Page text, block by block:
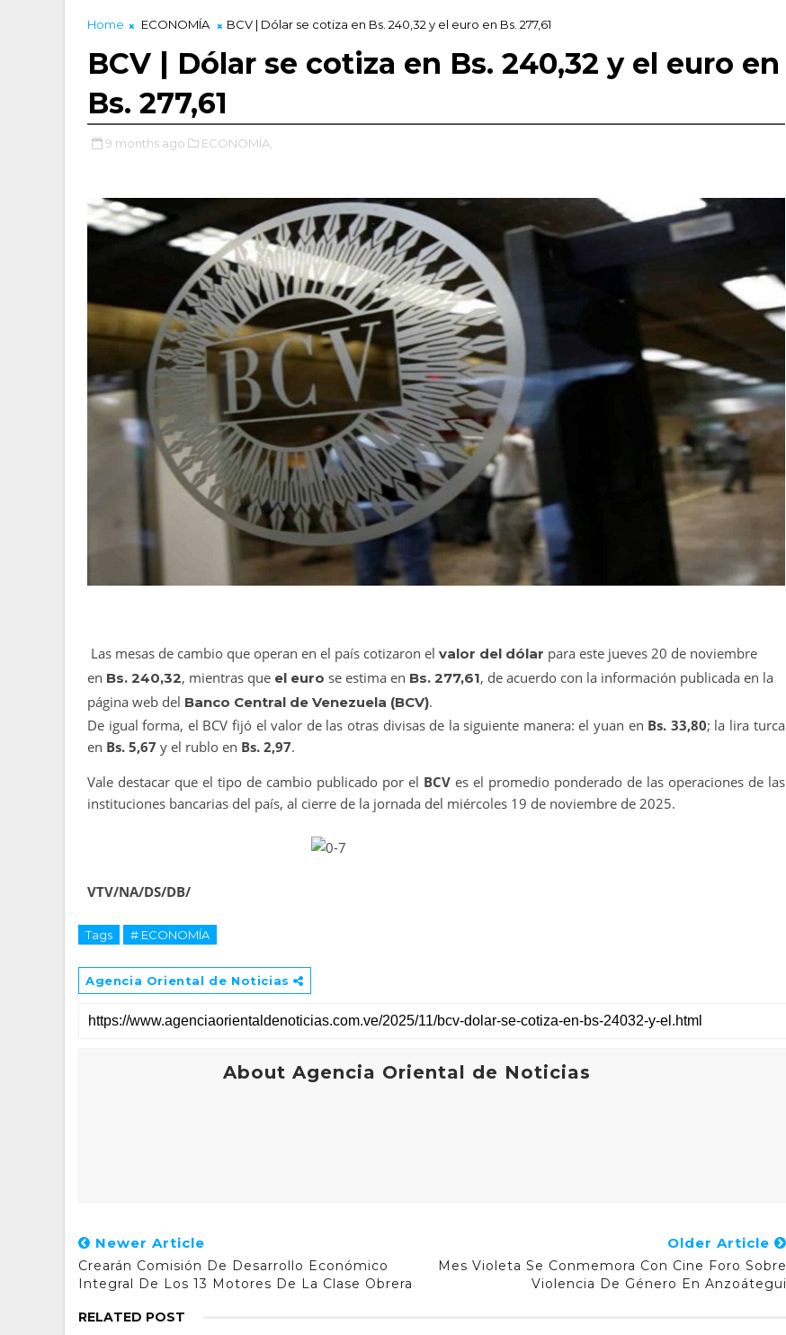
Home ECONOMÍA BCV | Dólar se cotiza en Bs. 240,32 y el euro en Bs. 277,61
BCV | Dólar se cotiza en Bs. 240,32 y el euro en
Bs. 277,61
9 months ago ECONOMÍA,
Las mesas de cambio que operan en el país cotizaron el valor del dólar para este jueves 20 de noviembre
en Bs. 240,32, mientras que el euro se estima en Bs. 277,61, de acuerdo con la información publicada en la
página web del Banco Central de Venezuela (BCV).
De igual forma, el BCV fijó el valor de las otras divisas de la siguiente manera: el yuan en Bs. 33,80; la lira turca
en Bs. 5,67 y el rublo en Bs. 2,97.
Vale destacar que el tipo de cambio publicado por el BCVes el promedio ponderado de las operaciones de las
instituciones bancarias del país, al cierre de la jornada del miércoles 19 de noviembre de 2025.
VTV/NA/DS/DB/
Tags # ECONOMÍA
Agencia Oriental de Noticias
About Agencia Oriental de Noticias
Newer Article
Crearán Comisión De Desarrollo Económico
Integral De Los 13 Motores De La Clase Obrera
Older Article
Mes Violeta Se Conmemora Con Cine Foro Sobre
Violencia De Género En Anzoátegui
RELATED POST